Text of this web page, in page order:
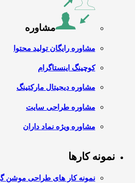
مشاوره
مشاوره رایگان تولید محتوا
کوچینگ اینستاگرام
مشاوره دیجیتال مارکتینگ
مشاوره طراحی سایت
مشاوره ویژه نماد داران
نمونه کارها
نمونه کار های طراحی موشن